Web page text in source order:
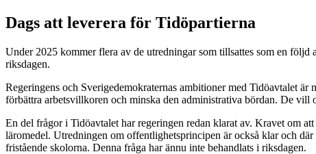
Dags att leverera för Tidöpartierna
Under 2025 kommer flera av de utredningar som tillsattes som en
riksdagen.
Regeringens och Sverigedemokraternas ambitioner med Tidöavtalet
förbättra arbetsvillkoren och minska den administrativa bördan. De
En del frågor i Tidöavtalet har regeringen redan klarat av. Kravet om
läromedel. Utredningen om offentlighetsprincipen är också klar och
fristående skolorna. Denna fråga har ännu inte behandlats i riksdagen.